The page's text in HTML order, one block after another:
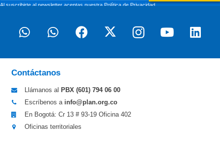
Al suscribirte al newsletter aceptas nuestraPolítica de Privacidad
Contáctanos
Llámanos al PBX (601) 794 06 00
Escríbenos a info@plan.org.co
En Bogotá: Cr 13 # 93-19 Oficina 402
Oficinas territoriales